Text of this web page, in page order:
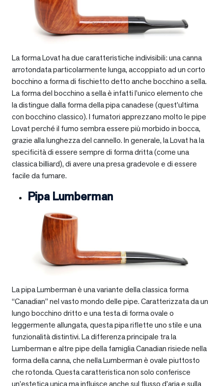
La forma Lovat ha due caratteristiche indivisibili: una canna
arrotondata particolarmente lunga, accoppiato ad un corto
bocchino a forma di fischietto detto anche bocchino a sella.
La forma del bocchino a sella è infatti l’unico elemento che
la distingue dalla forma della pipa canadese (quest’ultima
con bocchino classico). I fumatori apprezzano molto le pipe
Lovat perché il fumo sembra essere più morbido in bocca,
grazie alla lunghezza del cannello. In generale, la Lovat ha la
specificità di essere sempre di forma dritta (come una
classica billiard), di avere una presa gradevole e di essere
facile da fumare.
Pipa Lumberman
La pipa Lumberman è una variante della classica forma
“Canadian” nel vasto mondo delle pipe. Caratterizzata da un
lungo bocchino dritto e una testa di forma ovale o
leggermente allungata, questa pipa riflette uno stile e una
funzionalità distintivi. La differenza principale tra la
Lumberman e altre pipe della famiglia Canadian risiede nella
forma della canna, che nella Lumberman è ovale piuttosto
che rotonda. Questa caratteristica non solo conferisce
un’estetica unica ma influisce anche sul flusso d’aria e sulla